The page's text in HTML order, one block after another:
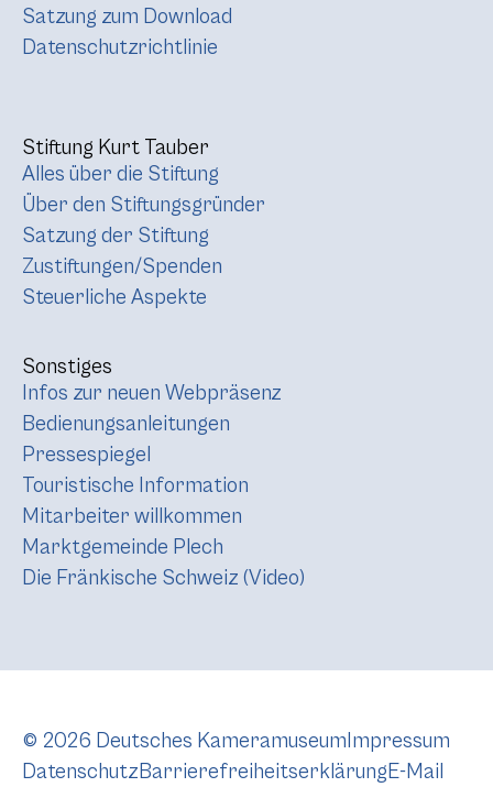
Satzung zum Download
Datenschutzrichtlinie
Stiftung Kurt Tauber
Alles über die Stiftung
Über den Stiftungsgründer
Satzung der Stiftung
Zustiftungen/Spenden
Steuerliche Aspekte
Sonstiges
Infos zur neuen Webpräsenz
Bedienungsanleitungen
Pressespiegel
Touristische Information
Mitarbeiter willkommen
Marktgemeinde Plech
Die Fränkische Schweiz (Video)
© 2026 Deutsches Kameramuseum Impressum
DatenschutzBarrierefreiheitserklärungE-Mail